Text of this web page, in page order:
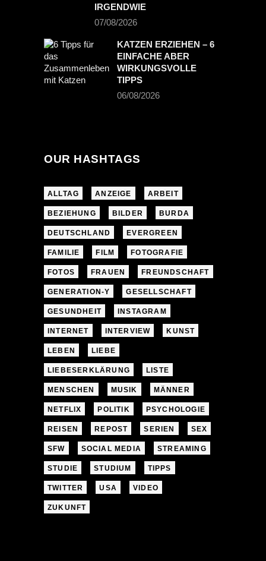
IRGENDWIE
07/08/2026
KATZEN ERZIEHEN – 6
EINFACHE ABER
WIRKUNGSVOLLE
TIPPS
06/08/2026
OUR HASHTAGS
ALLTAG ANZEIGE ARBEIT
BEZIEHUNG BILDER BURDA
DEUTSCHLAND EVERGREEN
FAMILIE FILM FOTOGRAFIE
FOTOS FRAUEN FREUNDSCHAFT
GENERATION-Y GESELLSCHAFT
GESUNDHEIT INSTAGRAM
INTERNET INTERVIEW KUNST
LEBEN LIEBE
LIEBESERKLÄRUNG LISTE
MENSCHEN MUSIK MÄNNER
NETFLIX POLITIK PSYCHOLOGIE
REISEN REPOST SERIEN SEX
SFW SOCIAL MEDIA STREAMING
STUDIE STUDIUM TIPPS
TWITTER USA VIDEO
ZUKUNFT